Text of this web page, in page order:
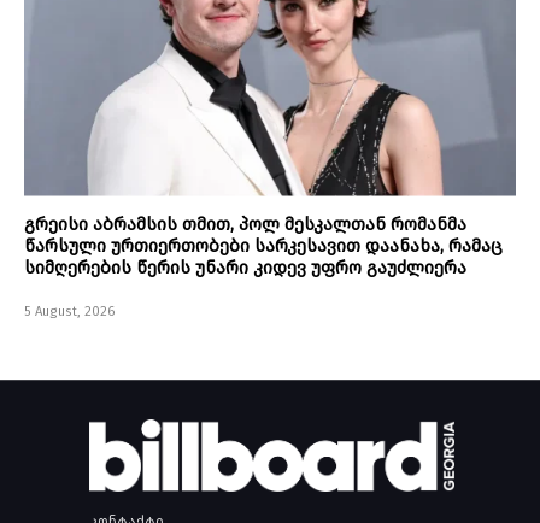
გრეისი აბრამსის თმით, პოლ მესკალთან რომანმა
წარსული ურთიერთობები სარკესავით დაანახა, რამაც
სიმღერების წერის უნარი კიდევ უფრო გაუძლიერა
5 August, 2026